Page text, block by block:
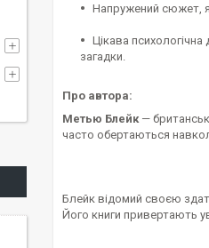
Напружений сюжет,
Цікава
загадки.
Про автора:
Метью Блейк—
часто обертаються
Блейк відомий своєю
Його книги привертають